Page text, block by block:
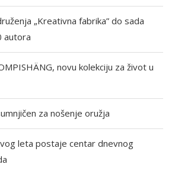
„Kreativna fabrika” do sada
autora
novu kolekciju za život u
za nošenje oružja
leta postaje centar dnevnog